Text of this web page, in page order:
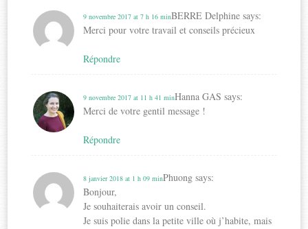
BERRE Delphine says:
9 novembre 2017 at 7 h 16 min
Merci pour votre travail et conseils précieux
Répondre
Hanna GAS says:
9 novembre 2017 at 11 h 41 min
Merci de votre gentil message !
Répondre
Phuong says:
8 janvier 2018 at 1 h 09 min
Bonjour,
Je souhaiterais avoir un conseil.
Je suis polie dans la petite ville où j’habite, mais